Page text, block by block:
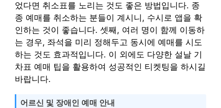
었다면 취소표를 노리는 것도 좋은 방법입니다. 종
종 예매를 취소하는 분들이 계시니, 수시로 앱을 확
인하는 것이 좋습니다. 셋째, 여러 명이 함께 이동하
는 경우, 좌석을 미리 정해두고 동시에 예매를 시도
하는 것도 효과적입니다. 이 외에도 다양한 설날 기
차표 예매 팁을 활용하여 성공적인 티켓팅을 하시길
바랍니다.
어르신 및 장애인 예매 안내